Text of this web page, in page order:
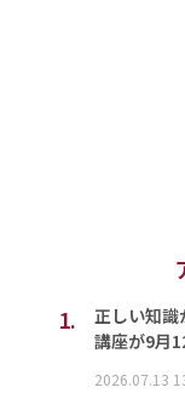
1.
正しい知
講座が9月
2026.07.13